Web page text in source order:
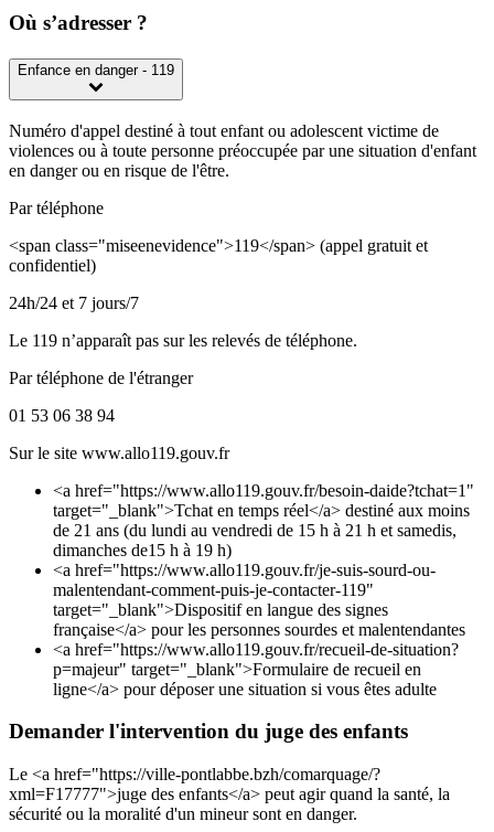
Où s’adresser ?
Enfance en danger - 119
Numéro d'appel destiné à tout enfant ou adolescent victime de
violences ou à toute personne préoccupée par une situation d'enfant
en danger ou en risque de l'être.
Par téléphone
<span class="miseenevidence">119</span> (appel gratuit et
confidentiel)
24h/24 et 7 jours/7
Le 119 n’apparaît pas sur les relevés de téléphone.
Par téléphone de l'étranger
01 53 06 38 94
Sur le site www.allo119.gouv.fr
<a href="https://www.allo119.gouv.fr/besoin-daide?tchat=1"
target="_blank">Tchat en temps réel</a> destiné aux moins
de 21 ans (du lundi au vendredi de 15 h à 21 h et samedis,
dimanches de15 h à 19 h)
<a href="https://www.allo119.gouv.fr/je-suis-sourd-ou-
malentendant-comment-puis-je-contacter-119"
target="_blank">Dispositif en langue des signes
française</a> pour les personnes sourdes et malentendantes
<a href="https://www.allo119.gouv.fr/recueil-de-situation?
p=majeur" target="_blank">Formulaire de recueil en
ligne</a> pour déposer une situation si vous êtes adulte
Demander l'intervention du juge des enfants
Le <a href="https://ville-pontlabbe.bzh/comarquage/?
xml=F17777">juge des enfants</a> peut agir quand la santé, la
sécurité ou la moralité d'un mineur sont en danger.